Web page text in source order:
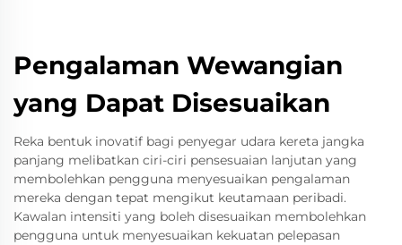
Pengalaman Wewangian
yang Dapat Disesuaikan
Reka bentuk inovatif bagi penyegar udara kereta jangka
panjang melibatkan ciri-ciri pensesuaian lanjutan yang
membolehkan pengguna menyesuaikan pengalaman
mereka dengan tepat mengikut keutamaan peribadi.
Kawalan intensiti yang boleh disesuaikan membolehkan
pengguna untuk menyesuaikan kekuatan pelepasan